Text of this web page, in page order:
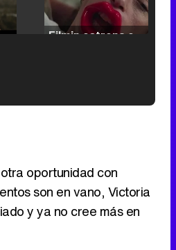
/
Tráiler de '33 días', la nueva serie de Atresplayer con Julián Villagrán y José Manuel Poga
oportunidad con
son en vano, Victoria
y ya no cree más en